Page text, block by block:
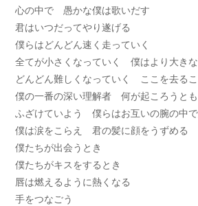
心の中で 愚かな僕は歌いだす
君はいつだってやり遂げる
僕らはどんどん速く走っていく
全てが小さくなっていく 僕はより大き
どんどん難しくなっていく ここを去る
僕の一番の深い理解者 何が起ころうとも
ふざけていよう 僕らはお互いの腕の中
僕は涙をこらえ 君の髪に顔をうずめる
僕たちが出会うとき
僕たちがキスをするとき
唇は燃えるように熱くなる
手をつなごう